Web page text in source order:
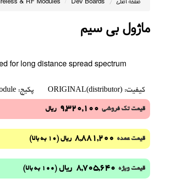
صفحه اصلی /
ماژول بی سیم
for long distance spread spectrum
کیفیت: ORIGINAL(distributor) پکیج:
قیمت تک فروشی 9,320,100 ریال
قیمت عمده 8,881,200 ریال (10 به بالا)
قیمت ویژه 8,705,640 ریال (100 به بالا)